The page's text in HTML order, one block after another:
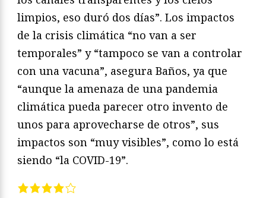
limpios, eso duró dos días”. Los impactos
de la crisis climática “no van a ser
temporales” y “tampoco se van a controlar
con una vacuna”, asegura Baños, ya que
“aunque la amenaza de una pandemia
climática pueda parecer otro invento de
unos para aprovecharse de otros”, sus
impactos son “muy visibles”, como lo está
siendo “la COVID-19”.